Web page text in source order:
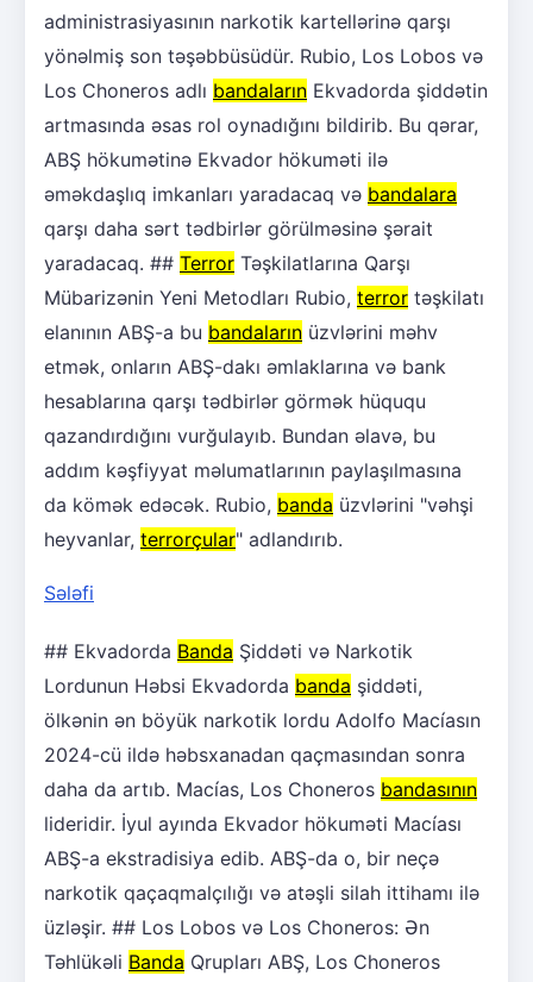
administrasiyasının narkotik kartellərinə qarşı
yönəlmiş son təşəbbüsüdür. Rubio, Los Lobos və
Los Choneros adlı bandaların Ekvadorda şiddətin
artmasında əsas rol oynadığını bildirib. Bu qərar,
ABŞ hökumətinə Ekvador hökuməti ilə
əməkdaşlıq imkanları yaradacaq və bandalara
qarşı daha sərt tədbirlər görülməsinə şərait
yaradacaq. ## Terror Təşkilatlarına Qarşı
Mübarizənin Yeni Metodları Rubio, terror təşkilatı
elanının ABŞ-a bu bandaların üzvlərini məhv
etmək, onların ABŞ-dakı əmlaklarına və bank
hesablarına qarşı tədbirlər görmək hüququ
qazandırdığını vurğulayıb. Bundan əlavə, bu
addım kəşfiyyat məlumatlarının paylaşılmasına
da kömək edəcək. Rubio, banda üzvlərini "vəhşi
heyvanlar, terrorçular" adlandırıb.
Sələfi
## Ekvadorda Banda Şiddəti və Narkotik
Lordunun Həbsi Ekvadorda banda şiddəti,
ölkənin ən böyük narkotik lordu Adolfo Macíasın
2024-cü ildə həbsxanadan qaçmasından sonra
daha da artıb. Macías, Los Choneros bandasının
lideridir. İyul ayında Ekvador hökuməti Macíası
ABŞ-a ekstradisiya edib. ABŞ-da o, bir neçə
narkotik qaçaqmalçılığı və atəşli silah ittihamı ilə
üzləşir. ## Los Lobos və Los Choneros: Ən
Təhlükəli Banda Qrupları ABŞ, Los Choneros